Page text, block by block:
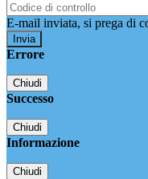
E-mail inviata, si prega di
Errore
Chiudi
Successo
Chiudi
Informazione
Chiudi